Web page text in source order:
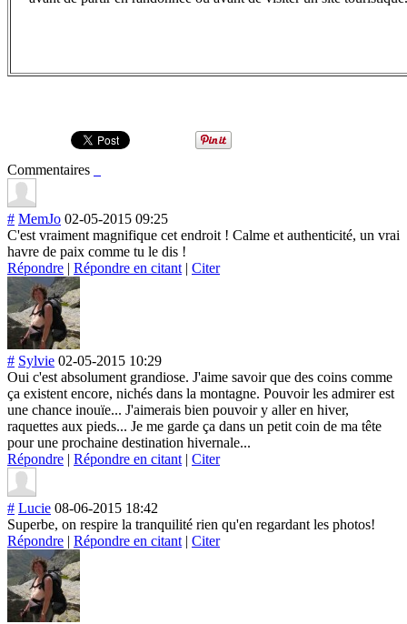
Commentaires
# MemJo 02-05-2015 09:25
C'est vraiment magnifique cet endroit ! Calme et authenticité, un vrai
havre de paix comme tu le dis !
Répondre | Répondre en citant | Citer
# Sylvie 02-05-2015 10:29
Oui c'est absolument grandiose. J'aime savoir que des coins comme
ça existent encore, nichés dans la montagne. Pouvoir les admirer est
une chance inouïe... J'aimerais bien pouvoir y aller en hiver,
raquettes aux pieds... Je me garde ça dans un petit coin de ma tête
pour une prochaine destination hivernale...
Répondre | Répondre en citant | Citer
# Lucie 08-06-2015 18:42
Superbe, on respire la tranquilité rien qu'en regardant les photos!
Répondre | Répondre en citant | Citer